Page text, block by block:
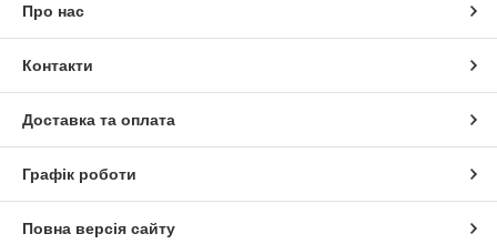
Про нас
Контакти
Доставка та оплата
Графік роботи
Повна версія сайту